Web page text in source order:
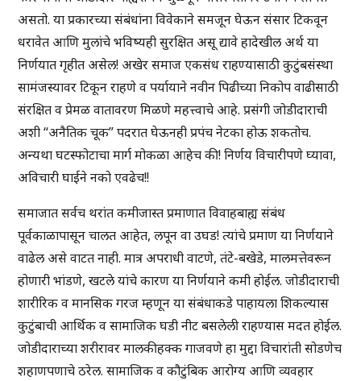
असतो. या प्रकारच्या संबंधांना विवेकाने समजून घेऊन संसार टिकवून
धरावेत आणि मुलांचे भविष्यही सुरक्षित असू द्यावे हादेखील अर्थ या
निर्णयात गृहीत असेल! अखेर समाज एकसंध राहण्यासाठी कुटुंबसंस्था
सामंजस्यावर टिकून राहणे व पर्यायाने नवीन पिढीच्या निकोप वाढीसाठी
संरक्षित व प्रेमळ वातावरण मिळणे महत्त्वाचे आहे. प्रसंगी जोडीदाराची
अशी “अनैतिक चूक” पदरात घेऊनही प्रपंच नेटका होऊ शकतोच.
अन्यथा घटस्फोटाचा मार्ग मोकळा आहेच की! निर्णय विचारीपणे घ्यावा,
अविचारी घाईने नको एवढेच!!
समाजात सर्वच थरांत कमीजास्त प्रमाणात विवाहबाह्य संबंध
पूर्वकाळापासून चालत आहेत, लपून वा उघड! त्यांचे प्रमाण या निर्णयाने
वाढेल असे वाटत नाही. मात्र अपराधी वाटणे, तंटे-बखेडे, मालमत्तेवरून
होणारी भांडणे, खटले यांचे कारण या निर्णयाने कमी होईल. जोडीदाराची
शारीरिक व मानसिक गरज म्हणून या संबंधाकडे पाहायला शिकल्यास
कुटुंबाची आर्थिक व सामाजिक घडी नीट बसलेली राहण्यास मदत होईल.
जोडीदाराच्या शरीरावर मालकीहक्क गाजवणे हा मुद्दा विचारांती सोडणेच
शहाणपणाचे ठरेल. सामाजिक व कौटुंबिक आरोग्य आणि व्यवहार